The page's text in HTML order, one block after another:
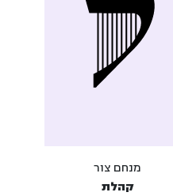
מנחם צור
קהלת